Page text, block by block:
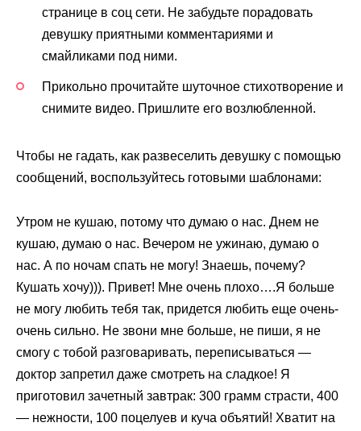
странице в соц сети. Не забудьте порадовать
девушку приятными комментариями и
смайликами под ними.
Прикольно прочитайте шуточное стихотворение и
снимите видео. Пришлите его возлюбленной.
Чтобы не гадать, как развеселить девушку с помощью
сообщений, воспользуйтесь готовыми шаблонами:
Утром не кушаю, потому что думаю о нас. Днем не
кушаю, думаю о нас. Вечером не ужинаю, думаю о
нас. А по ночам спать не могу! Знаешь, почему?
Кушать хочу))). Привет! Мне очень плохо….Я больше
не могу любить тебя так, придется любить еще очень-
очень сильно. Не звони мне больше, не пиши, я не
смогу с тобой разговаривать, переписываться —
доктор запретил даже смотреть на сладкое! Я
приготовил зачетный завтрак: 300 грамм страсти, 400
— нежности, 100 поцелуев и куча объятий! Хватит на